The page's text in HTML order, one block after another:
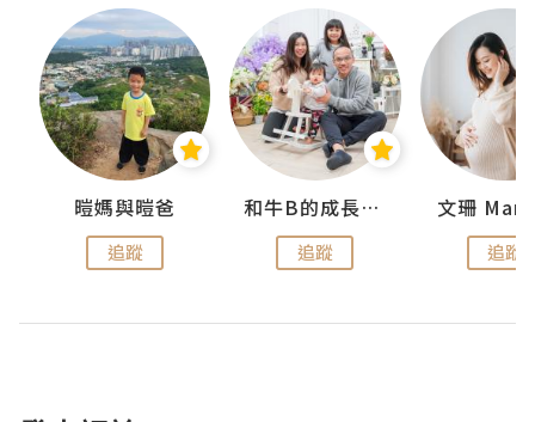
暟媽與暟爸
追蹤
和牛B的成長日記
追蹤
文珊
追蹤